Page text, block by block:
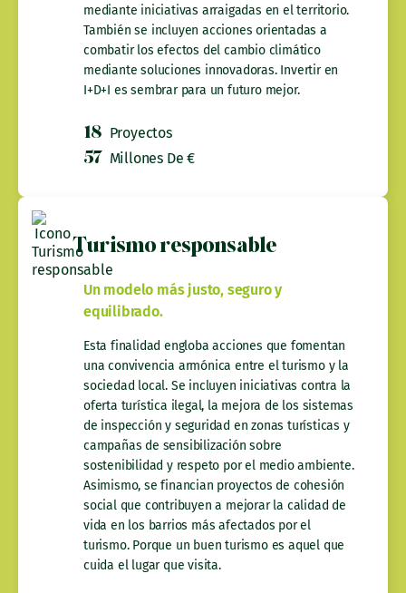
mediante iniciativas arraigadas en el territorio.
También se incluyen acciones orientadas a
combatir los efectos del cambio climático
mediante soluciones innovadoras. Invertir en
I+D+I es sembrar para un futuro mejor.
18 Proyectos
57 Millones De €
Turismo responsable
Un modelo más justo, seguro y
equilibrado.
Esta finalidad engloba acciones que fomentan
una convivencia armónica entre el turismo y la
sociedad local. Se incluyen iniciativas contra la
oferta turística ilegal, la mejora de los sistemas
de inspección y seguridad en zonas turísticas y
campañas de sensibilización sobre
sostenibilidad y respeto por el medio ambiente.
Asimismo, se financian proyectos de cohesión
social que contribuyen a mejorar la calidad de
vida en los barrios más afectados por el
turismo. Porque un buen turismo es aquel que
cuida el lugar que visita.